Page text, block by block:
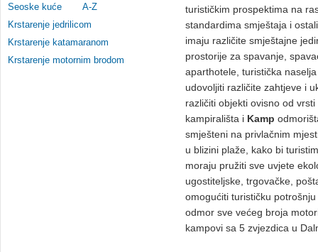
Seoske kuće
A-Z
Krstarenje jedrilicom
Krstarenje katamaranom
Krstarenje motornim brodom
turističkim prospektima na
standardima smještaja i
imaju različite smještajne
prostorije za spavanje,
aparthotele, turistička
udovoljiti različite zahtjeve i
različiti objekti ovisno od
kampirališta i Kamp
smješteni na privlačnim
u blizini plaže, kako bi
moraju pružiti sve uvjete
ugostiteljske, trgovačke,
omogućiti turističku
odmor sve većeg broja
kampovi sa 5 zvjezdica u